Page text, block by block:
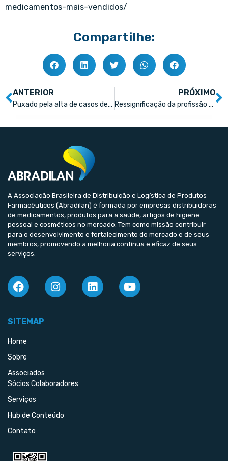
medicamentos-mais-vendidos/
Compartilhe:
ANTERIOR
Puxado pela alta de casos de obesidade no Brasil, mercado de cuidados para diabetes cresce na América Latina
PRÓXIMO
Ressignificação da profissão farmacêutica: quatro dicas para se destacar na área
A Associação Brasileira de Distribuição e Logística de Produtos
Farmacêuticos (Abradilan) é formada por empresas distribuidoras
de medicamentos, produtos para a saúde, artigos de higiene
pessoal e cosméticos no mercado. Tem como missão contribuir
para o desenvolvimento e fortalecimento do mercado e de seus
membros, promovendo a melhoria contínua e eficaz de seus
serviços.
SITEMAP
Home
Sobre
Associados
Sócios Colaboradores
Serviços
Hub de Conteúdo
Contato